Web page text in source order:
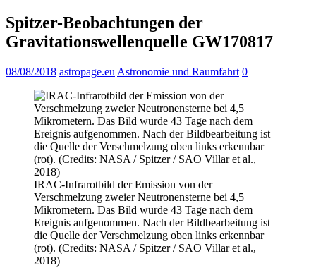
Spitzer-Beobachtungen der
Gravitationswellenquelle GW170817
08/08/2018 astropage.eu Astronomie und Raumfahrt 0
IRAC-Infrarotbild der Emission von der
Verschmelzung zweier Neutronensterne bei 4,5
Mikrometern. Das Bild wurde 43 Tage nach dem
Ereignis aufgenommen. Nach der Bildbearbeitung ist
die Quelle der Verschmelzung oben links erkennbar
(rot). (Credits: NASA / Spitzer / SAO Villar et al.,
2018)